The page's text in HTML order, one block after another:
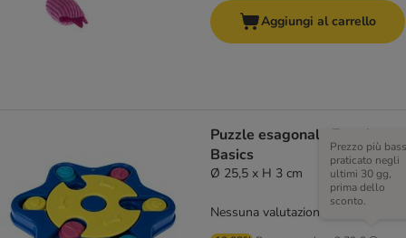
Aggiungi al carrello
Puzzle esagonale Zooplus
Basics
Ø 25,5 x H 3 cm
Prezzo più
praticato negli
ultimi 30 gg,
prima dello
sconto.
Nessuna valutazione